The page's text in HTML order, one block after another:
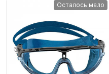
Осталось мало